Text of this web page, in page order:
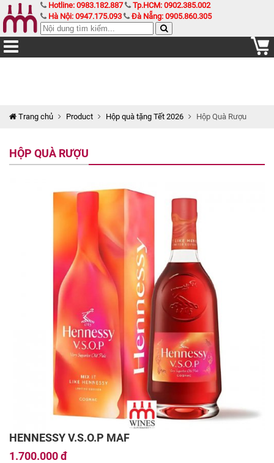
Hotline: 0983.182.887
Tp.HCM: 0902.385.002
Hà Nội: 0947.175.093
Đà Nẵng: 0905.860.305
Trang chủ Product Hộp quà tặng Tết 2026 Hộp Quà Rượu
HỘP QUÀ RƯỢU
HENNESSY V.S.O.P MAF
1.700.000 đ